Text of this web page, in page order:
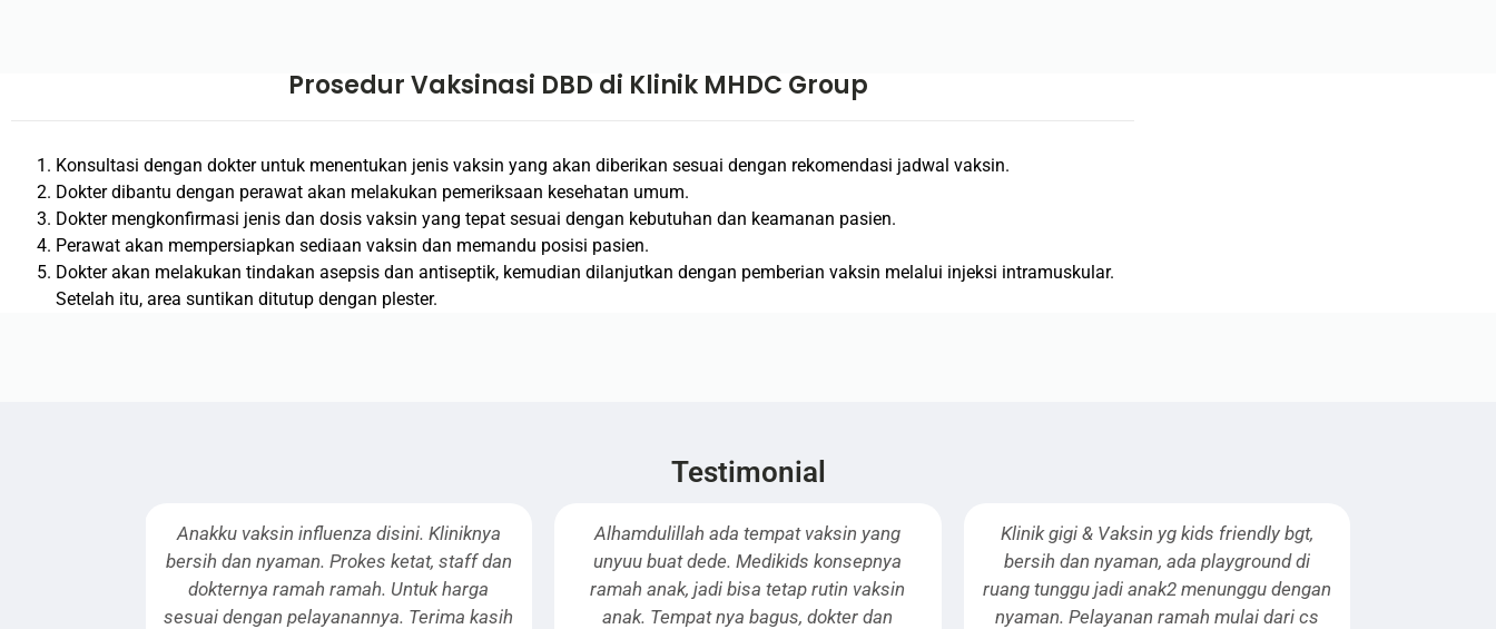
Prosedur Vaksinasi DBD di Klinik MHDC Group
Konsultasi dengan dokter untuk menentukan jenis vaksin yang akan diberikan sesuai dengan rekomendasi jadwal vaksin.
Dokter dibantu dengan perawat akan melakukan pemeriksaan kesehatan umum.
Dokter mengkonfirmasi jenis dan dosis vaksin yang tepat sesuai dengan kebutuhan dan keamanan pasien.
Perawat akan mempersiapkan sediaan vaksin dan memandu posisi pasien.
Dokter akan melakukan tindakan asepsis dan antiseptik, kemudian dilanjutkan dengan pemberian vaksin melalui injeksi intramuskular.
Setelah itu, area suntikan ditutup dengan plester.
Testimonial
influenza disini. Kliniknya
Prokes ketat, staff dan
ramah ramah. Untuk harga
pelayanannya. Terima kasih
Alhamdulillah ada tempat vaksin yang
unyuu buat dede. Medikids konsepnya
ramah anak, jadi bisa tetap rutin vaksin
anak. Tempat nya bagus, dokter dan
Klinik gigi & Vaksin yg kids friendly bgt,
bersih dan nyaman, ada playground di
ruang tunggu jadi anak2 menunggu dengan
nyaman. Pelayanan ramah mulai dari cs
Ke sini untuk vaksin anak dan general
check up. Prosesnya lancar karena
sebelumnya sudah registrasi, dokter
Solichin sangat ramah dan jelas saat